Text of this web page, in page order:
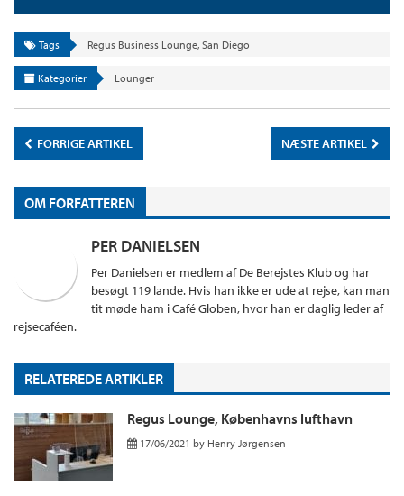
Tags Regus Business Lounge, San Diego
Kategorier Lounger
FORRIGE ARTIKEL NÆSTE ARTIKEL
OM FORFATTEREN
PER DANIELSEN
Per Danielsen er medlem af De Berejstes Klub og har
besøgt 119 lande. Hvis han ikke er ude at rejse, kan man
tit møde ham i Café Globen, hvor han er daglig leder af
rejsecaféen.
RELATEREDE ARTIKLER
Regus Lounge, Københavns lufthavn
17/06/2021 by Henry Jørgensen